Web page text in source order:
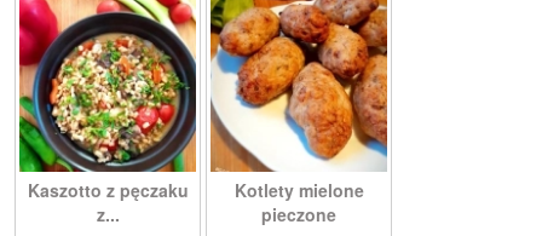
Kaszotto z pęczaku
z...
Kotlety mielone
pieczone